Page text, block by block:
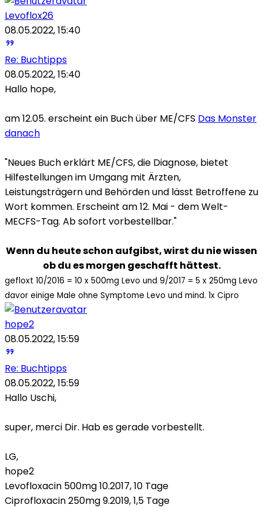
Levoflox26
08.05.2022, 15:40
Re: Buchtipps
08.05.2022, 15:40
Hallo hope,
am 12.05. erscheint ein Buch über ME/CFS Das Monster
danach
"Neues Buch erklärt ME/CFS, die Diagnose, bietet
Hilfestellungen im Umgang mit Ärzten,
Leistungsträgern und Behörden und lässt Betroffene zu
Wort kommen. Erscheint am 12. Mai - dem Welt-
MECFS-Tag. Ab sofort vorbestellbar."
Wenn du heute schon aufgibst, wirst du nie wissen
ob du es morgen geschafft hättest.
gefloxt 10/2016 = 10 x 500mg Levo und 9/2017 = 5 x 250mg Levo
davor einige Male ohne Symptome Levo und mind. 1x Cipro
hope2
08.05.2022, 15:59
Re: Buchtipps
08.05.2022, 15:59
Hallo Uschi,
super, merci Dir. Hab es gerade vorbestellt.
LG,
hope2
Levofloxacin 500mg 10.2017, 10 Tage
Ciprofloxacin 250mg 9.2019, 1,5 Tage